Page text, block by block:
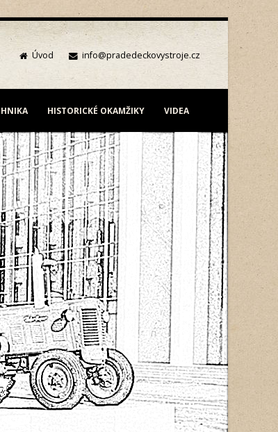
Úvod info@pradedeckovystroje.cz
HISTORICKÉ OKAMŽIKY VIDEA